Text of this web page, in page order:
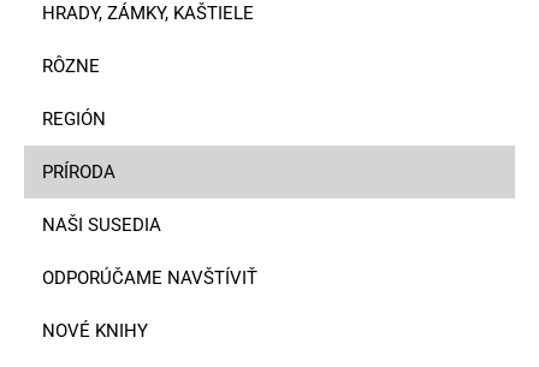
HRADY, ZÁMKY, KAŠTIELE
RÔZNE
REGIÓN
PRÍRODA
NAŠI SUSEDIA
ODPORÚČAME NAVŠTÍVIŤ
NOVÉ KNIHY